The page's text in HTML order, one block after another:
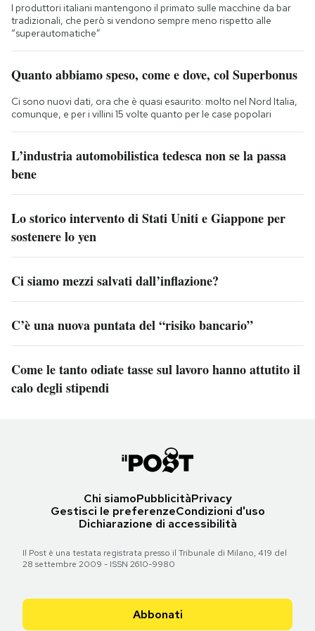
I produttori italiani mantengono il primato sulle macchine da bar
tradizionali, che però si vendono sempre meno rispetto alle
“superautomatiche”
Quanto abbiamo speso, come e dove, col Superbonus
Ci sono nuovi dati, ora che è quasi esaurito: molto nel Nord Italia,
comunque, e per i villini 15 volte quanto per le case popolari
L’industria automobilistica tedesca non se la passa
bene
Lo storico intervento di Stati Uniti e Giappone per
sostenere lo yen
Ci siamo mezzi salvati dall’inflazione?
C’è una nuova puntata del “risiko bancario”
Come le tanto odiate tasse sul lavoro hanno attutito il
calo degli stipendi
Chi siamoPubblicitàPrivacy
Gestisci le preferenzeCondizioni d'uso
Dichiarazione di accessibilità
Il Post è una testata registrata presso il Tribunale di Milano, 419 del
28 settembre 2009 - ISSN 2610-9980
Abbonati